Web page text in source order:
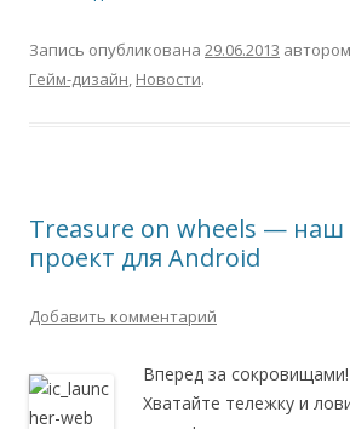
Запись опубликована 29.06.2013 автором
Гейм-дизайн, Новости.
Treasure on wheels —
проект для Android
Добавить комментарий
Вперед за сокровищами!
Хватайте тележку и